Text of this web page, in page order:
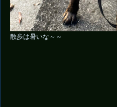
散歩は暑いな～～